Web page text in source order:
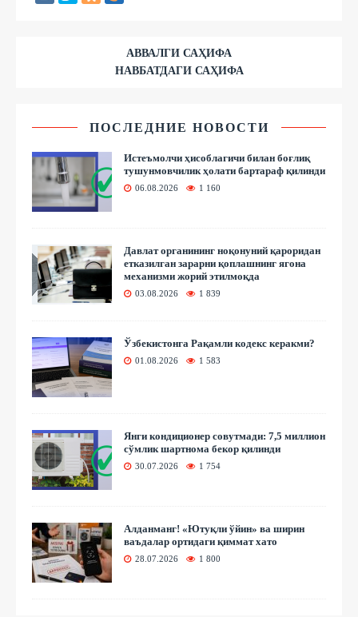
АВВАЛГИ САҲИФА
НАВБАТДАГИ САҲИФА
ПОСЛЕДНИЕ НОВОСТИ
Истеъмолчи ҳисоблагичи билан боғлиқ
тушунмовчилик ҳолати бартараф қилинди
06.08.2026 1 160
Давлат органининг ноқонуний қароридан
етказилган зарарни қоплашнинг ягона
механизми жорий этилмоқда
03.08.2026 1 839
Ўзбекистонга Рақамли кодекс керакми?
01.08.2026 1 583
Янги кондиционер совутмади: 7,5 миллион
сўмлик шартнома бекор қилинди
30.07.2026 1 754
Алданманг! «Ютуқли ўйин» ва ширин
ваъдалар ортидаги қиммат хато
28.07.2026 1 800